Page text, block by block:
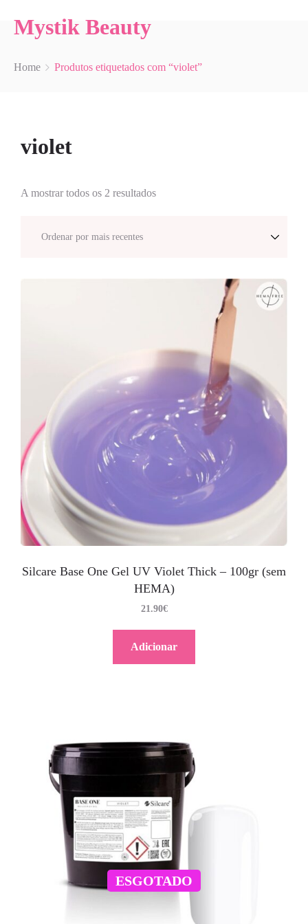
Mystik Beauty
Home Produtos etiquetados com “violet”
violet
A mostrar todos os 2 resultados
Silcare Base One Gel UV Violet Thick – 100gr (sem
HEMA)
21.90€
Adicionar
ESGOTADO